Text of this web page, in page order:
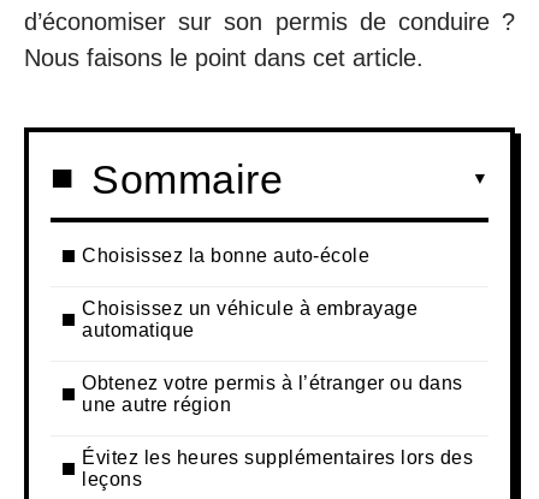
d’économiser sur son permis de conduire ?
Nous faisons le point dans cet article.
Sommaire
Choisissez la bonne auto-école
Choisissez un véhicule à embrayage
automatique
Obtenez votre permis à l’étranger ou dans
une autre région
Évitez les heures supplémentaires lors des
leçons